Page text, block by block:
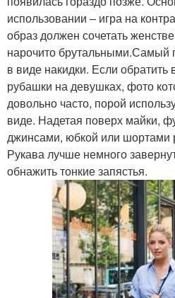
использовании – игра на
образ должен сочетать
нарочито брутальными.Самый
в виде накидки. Если
рубашки на девушках, фото
довольно часто, порой
виде. Надетая поверх майки,
джинсами, юбкой или шортами
Рукава лучше немного
обнажить тонкие запястья.